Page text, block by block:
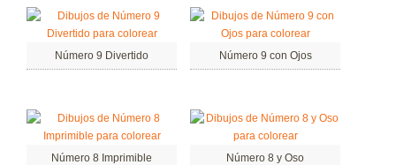
Número 9 Divertido Número 9 con Ojos
Número 8 Imprimible Número 8 y Oso